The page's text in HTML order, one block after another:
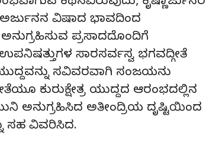
ಅರ್ಜುನನ ವಿಷಾದ ಭಾವದಿಂದ
ಅನುಗ್ರಹಿಸುವ ಪ್ರಸಾದದೊಂದಿಗೆ
ಸಾರಸರ್ವಸ್ವ ಭಗವದ್ಗೀತೆ
ಯುದ್ದವನ್ನು ಸವಿವರವಾಗಿ ಸಂಜಯನು
ಕುರುಕ್ಷೇತ್ರ ಯುದ್ದದ ಆರಂಭದಲ್ಲಿನ
ಅನುಗ್ರಹಿಸಿದ ಅತೀಂದ್ರಿಯ ದೃಷ್ಟಿಯಿಂದ
ಸಹ ವಿವರಿಸಿದ.